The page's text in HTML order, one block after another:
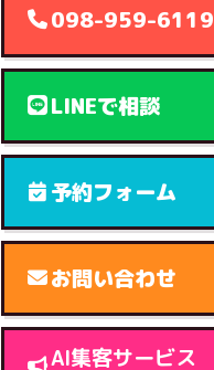
098-959-6119
LINEで相談
予約フォーム
お問い合わせ
AI集客サービス